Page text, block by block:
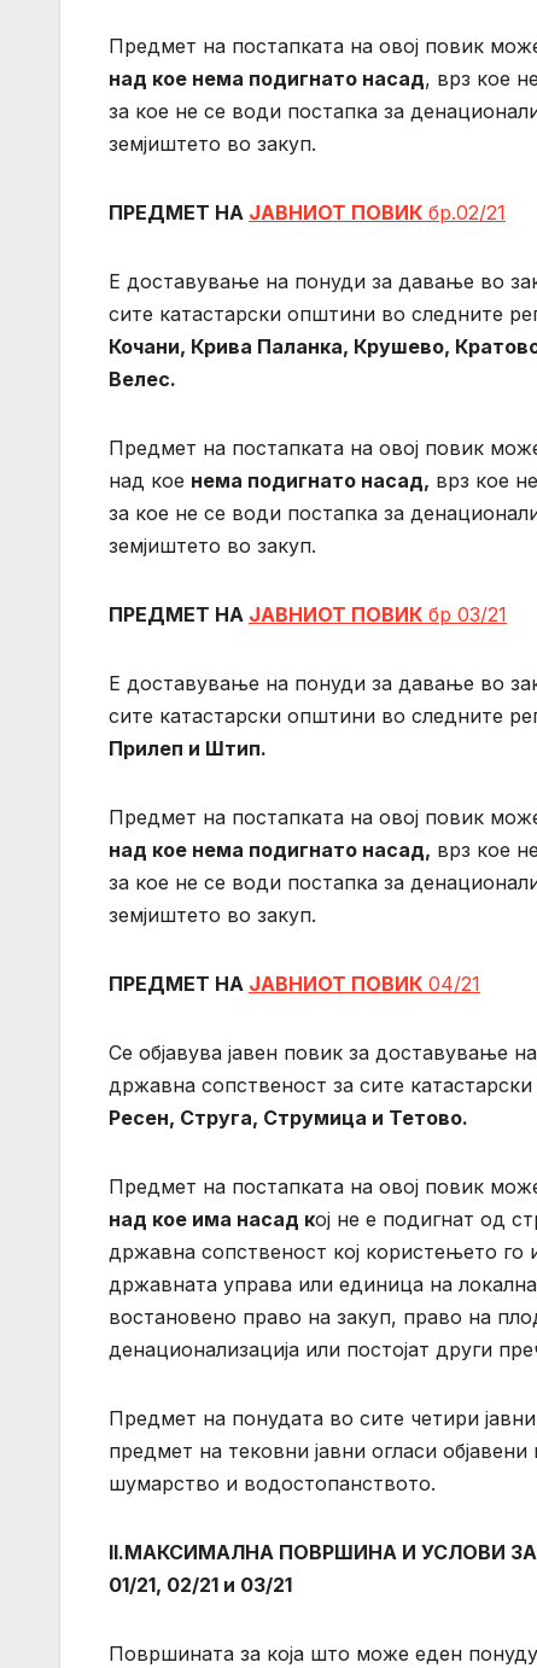
Предмет на постапката на овој повик
над кое нема подигнато насад, врз кое
за кое не се води постапка за
земјиштето во закуп.
ПРЕДМЕТ НА ЈАВНИОТ ПОВИК бр.02/21
Е доставување на понуди за давање во
сите катастарски општини во следните
Кочани, Крива Паланка, Крушево,
Велес.
Предмет на постапката на овој повик
над кое нема подигнато насад, врз кое
за кое не се води постапка за
земјиштето во закуп.
ПРЕДМЕТ НА ЈАВНИОТ ПОВИК бр 03/21
Е доставување на понуди за давање во
сите катастарски општини во следните
Прилеп и Штип.
Предмет на постапката на овој повик
над кое нема подигнато насад, врз кое
за кое не се води постапка за
земјиштето во закуп.
ПРЕДМЕТ НА ЈАВНИОТ ПОВИК 04/21
Се објавува јавен повик за доставување
државна сопственост за сите
Ресен, Струга, Струмица и Тетово.
Предмет на постапката на овој повик
над кое има насад кој не е подигнат од
државна сопственост кој користењето
државната управа или единица на
востановено право на закуп, право на
денационализација или постојат други
Предмет на понудата во сите четири
предмет на тековни јавни огласи
шумарство и водостопанството.
II.МАКСИМАЛНА ПОВРШИНА И УСЛОВИ
01/21, 02/21 и 03/21
Површината за која што може еден